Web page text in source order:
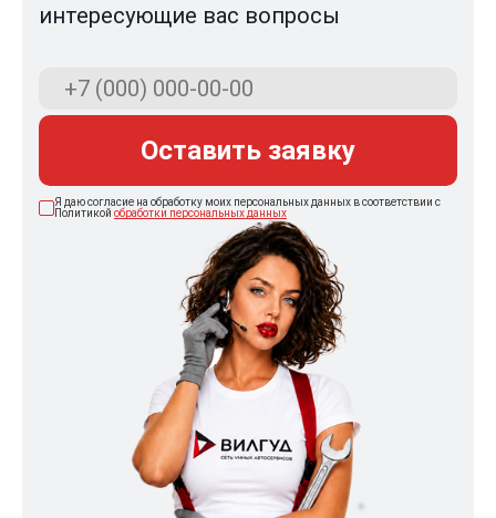
интересующие вас вопросы
Оставить заявку
Я даю согласие на обработку моих персональных данных в соответствии с
Политикой обработки персональных данных